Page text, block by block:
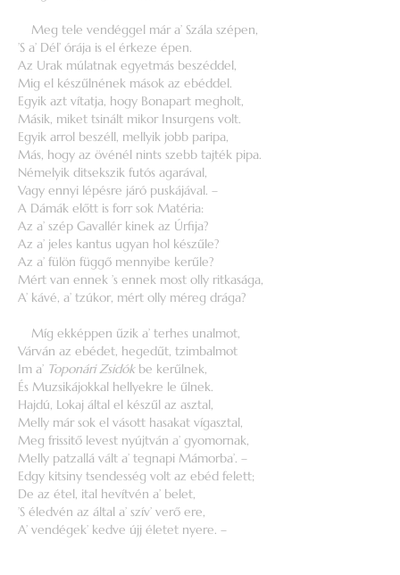
Meg tele vendéggel már a’ Szála szépen,
’S a’ Dél’ órája is el érkeze épen.
Az Urak múlatnak egyetmás beszéddel,
Mig el készűlnének mások az ebéddel.
Egyik azt vítatja, hogy Bonapart megholt,
Másik, miket tsinált mikor Insurgens volt.
Egyik arrol beszéll, mellyik jobb paripa,
Más, hogy az övénél nints szebb tajték pipa.
Némelyik ditsekszik futós agarával,
Vagy ennyi lépésre járó puskájával. –
A Dámák előtt is forr sok Matéria:
Az a’ szép Gavallér kinek az Úrfija?
Az a’ jeles kantus ugyan hol készűle?
Az a’ fülön függő mennyibe kerűle?
Mért van ennek ’s ennek most olly ritkasága,
A’ kávé, a’ tzúkor, mért olly méreg drága?
Míg ekképpen űzik a’ terhes unalmot,
Várván az ebédet, hegedűt, tzimbalmot
Im a’ Toponári Zsidókbe kerűlnek,
És Muzsikájokkal hellyekre le űlnek.
Hajdú, Lokaj által el készűl az asztal,
Melly már sok el vásott hasakat vígasztal,
Meg frissitő levest nyújtván a’ gyomornak,
Melly patzallá vált a’ tegnapi Mámorba’. –
Edgy kitsiny tsendesség volt az ebéd felett;
De az étel, ital hevítvén a’ belet,
’S éledvén az által a’ szív’ verő ere,
A’ vendégek’ kedve újj életet nyere. –